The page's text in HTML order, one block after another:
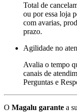
Total de
ou por essa loja
com avarias,
prazo.
Agilidade no
Avalia o tempo
canais de
Perguntas e
O Magalu garante a